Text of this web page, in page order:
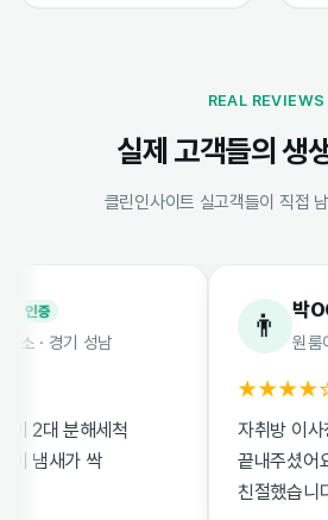
REAL REVIEWS
실제 고객들의 생
클린인사이트 실고객들이 직접
경기 성남
분해세척
새가 싹
👨 박OO
원룸이사
★★★★☆
자취방 이사청소
끝내주셨어요.
친절했습니다.